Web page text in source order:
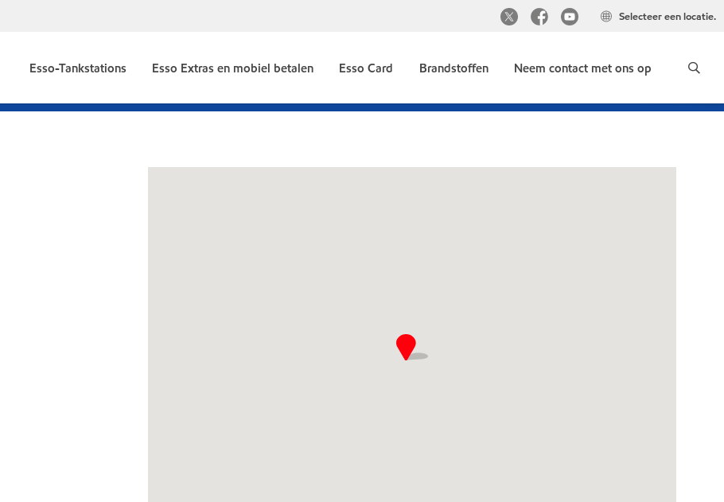
Selecteer een locatie.
Esso-Tankstations Esso Extras en mobiel betalen Esso Card Brandstoffen Neem contact met ons op